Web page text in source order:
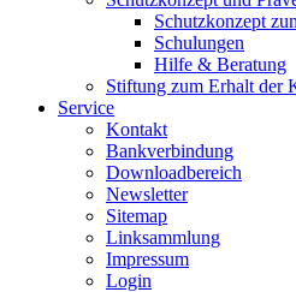
Schutzkonzept
Schulungen
Hilfe & Beratung
Stiftung zum Erhalt der
Service
Kontakt
Bankverbindung
Downloadbereich
Newsletter
Sitemap
Linksammlung
Impressum
Login